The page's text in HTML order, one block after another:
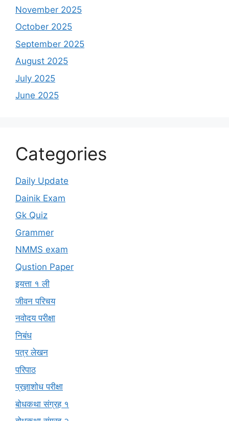
November 2025
October 2025
September 2025
August 2025
July 2025
June 2025
Categories
Daily Update
Dainik Exam
Gk Quiz
Grammer
NMMS exam
Qustion Paper
इयत्ता १ ली
जीवन परिचय
नवोदय परीक्षा
निबंध
पत्र लेखन
परिपाठ
प्रज्ञाशोध परीक्षा
बोधकथा संग्रह १